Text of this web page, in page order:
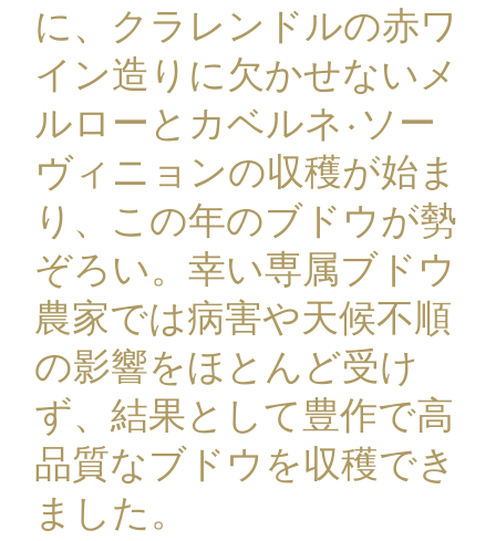
に、クラレンドルの赤ワ
イン造りに欠かせないメ
ルローとカベルネ·ソー
ヴィニョンの収穫が始ま
り、この年のブドウが勢
ぞろい。幸い専属ブドウ
農家では病害や天候不順
の影響をほとんど受け
ず、結果として豊作で高
品質なブドウを収穫でき
ました。